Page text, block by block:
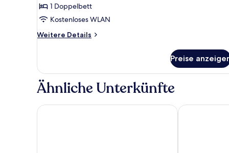
1 Doppelbett
Kostenloses WLAN
Weitere Details
Weitere
Suite,
Whirlpool
Preise
Ähnliche Unterkünfte
Savoia Hotel Rimini Hotel Aria